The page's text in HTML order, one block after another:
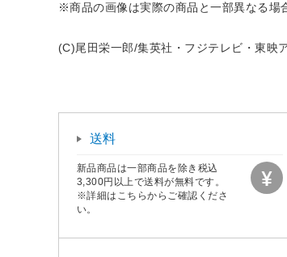
※商品の画像は実際の商品と一部異なる場
(C)尾田栄一郎/集英社・フジテレビ・東映
送料
新品商品は一部商品を除き税込
3,300円以上で送料が無料です。
※詳細はこちらからご確認くださ
い。